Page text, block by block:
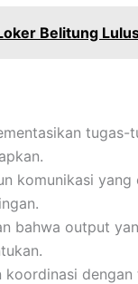
Belitung
tugas-
komunikasi
bahwa output
koordinasi